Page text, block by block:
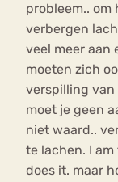
probleem..
verbergen
veel meer aan
moeten zich
verspilling van
moet je geen
niet waard..
te lachen. I
does it. maar